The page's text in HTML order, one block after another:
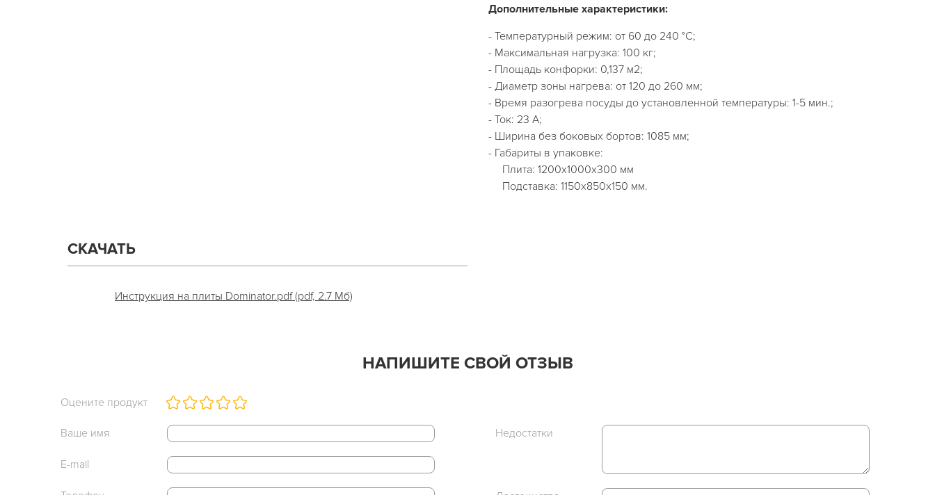
Дополнительные характеристики:
- Температурный режим: от 60 до 240 °С;
- Максимальная нагрузка: 100 кг;
- Площадь конфорки: 0,137 м2;
- Диаметр зоны нагрева: от 120 до 260 мм;
- Время разогрева посуды до установленной температуры: 1-5 мин.;
- Ток: 23 А;
- Ширина без боковых бортов: 1085 мм;
- Габариты в упаковке:
Плита: 1200х1000х300 мм
Подставка: 1150х850х150 мм.
СКАЧАТЬ
Инструкция на плиты Dominator.pdf (pdf, 2.7 Мб)
НАПИШИТЕ СВОЙ ОТЗЫВ
Оцените продукт
Ваше имя
E-mail
Недостатки